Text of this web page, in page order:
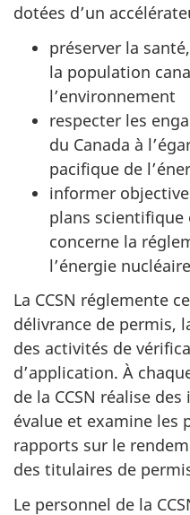
dotées d’un
préserver la
la population
l’environnement
respecter les
du Canada à
pacifique de
informer
plans scientifique
concerne la
l’énergie nucléaire
La CCSN réglemente
délivrance de permis,
des activités de
d’application. À
de la CCSN réalise
évalue et examine les
rapports sur le
des titulaires de
Le personnel de la